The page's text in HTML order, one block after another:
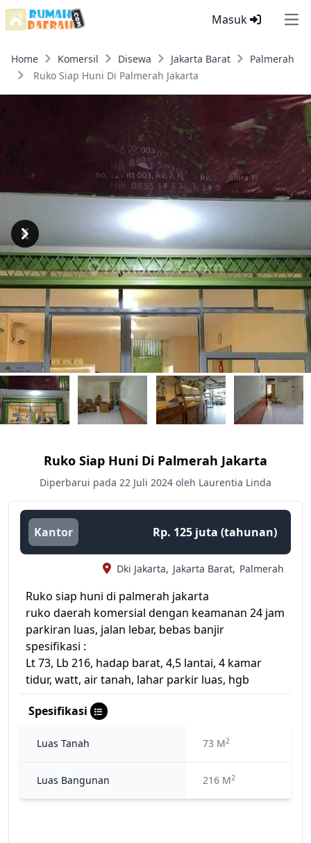
Masuk
Home Komersil Disewa Jakarta Barat
Palmerah
Ruko Siap Huni Di Palmerah Jakarta
Previous
Next
Ruko Siap Huni Di Palmerah Jakarta
Diperbarui pada 22 Juli 2024 oleh Laurentia Linda
Kantor Rp. 125 juta (tahunan)
Dki Jakarta, Jakarta Barat, Palmerah
Ruko siap huni di palmerah jakarta
ruko daerah komersial dengan keamanan 24 jam
parkiran luas, jalan lebar, bebas banjir
spesifikasi :
Lt 73, Lb 216, hadap barat, 4,5 lantai, 4 kamar
tidur, watt, air tanah, lahar parkir luas, hgb
Spesifikasi
Luas Tanah 73 M2
Luas Bangunan 216 M2